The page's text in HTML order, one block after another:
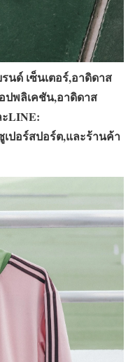
ด์ เซ็นเตอร์,อาดิดาส
ปพลิเคชัน,อาดิดาส
LINE:
เปอร์สปอร์ต,และร้านค้า